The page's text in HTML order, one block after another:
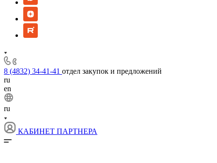
8 (4832) 34-41-41 отдел закупок и предложений
ru
en
ru
КАБИНЕТ ПАРТНЕРА